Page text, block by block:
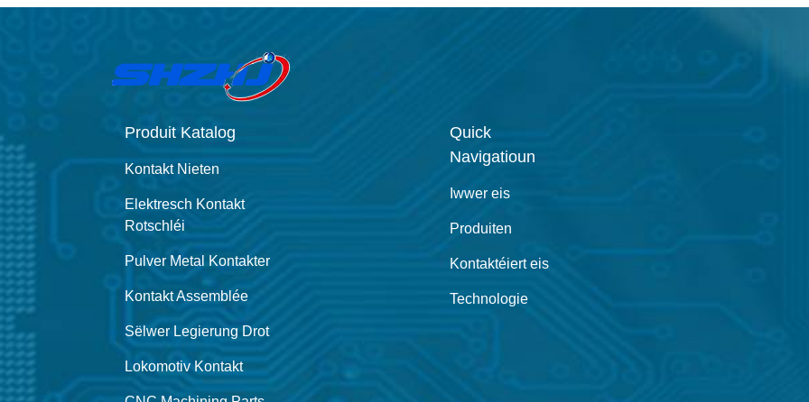
Produit Katalog
Kontakt Nieten
Elektresch Kontakt
Rotschléi
Pulver Metal Kontakter
Kontakt Assemblée
Sëlwer Legierung Drot
Lokomotiv Kontakt
Quick
Navigatioun
Iwwer eis
Produiten
Kontaktéiert eis
Technologie